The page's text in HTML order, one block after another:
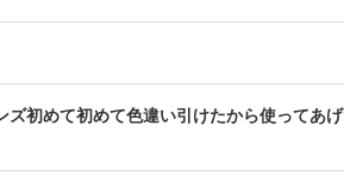
ズ初めて初めて色違い引けたから使ってあ